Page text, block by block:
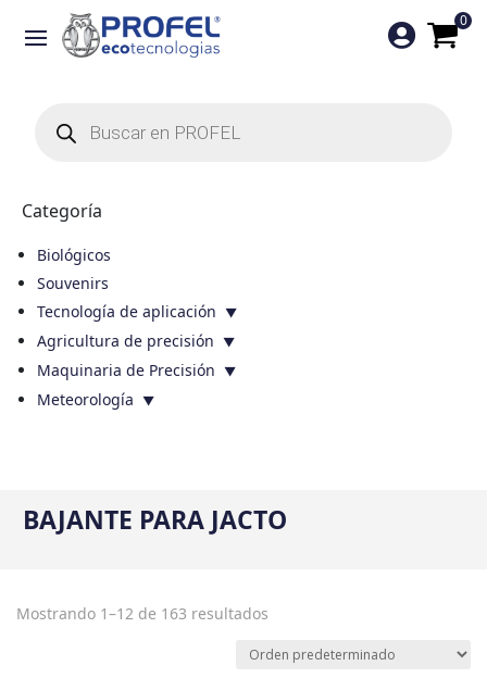
productos
0

Categoría
Biológicos
Souvenirs
Tecnología de aplicación
Agricultura de precisión
Maquinaria de Precisión
Meteorología
BAJANTE PARA JACTO
Mostrando 1–12 de 163 resultados